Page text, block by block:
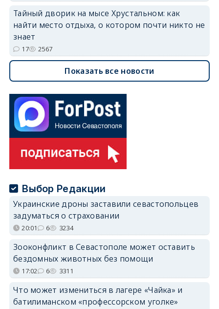
Тайный дворик на мысе Хрустальном: как
найти место отдыха, о котором почти никто не
знает
17 2567
Показать все новости
Выбор Редакции
Украинские дроны заставили севастопольцев
задуматься о страховании
20:01 6 3234
Зооконфликт в Севастополе может оставить
бездомных животных без помощи
17:02 6 3311
Что может измениться в лагере «Чайка» и
батилиманском «профессорском уголке»